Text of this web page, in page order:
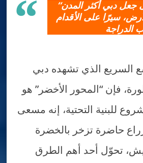
“يهدف المشروع إلى جعل دبي أكثر المدن
سيرًا على الأقدام
السريع الذي تشهده دبي
فإن “المحور الأخضر” هو
للبنية التحتية، إنه مسعى
حاضرة تزخر بالخضرة
تحوّل أحد أهم الطرق